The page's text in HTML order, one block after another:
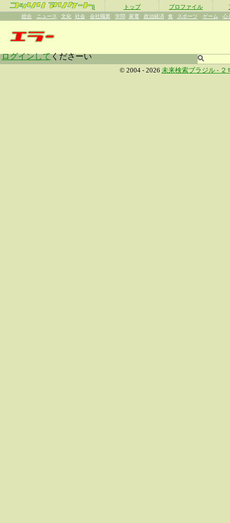
β トップ プロファイル
総合 ニュース 文化 社会 会社職業 学問 家電 政治経済 食 スポーツ ゲーム 心
ログインしてくださーい
© 2004 - 2026 未来検索ブラジル - ２